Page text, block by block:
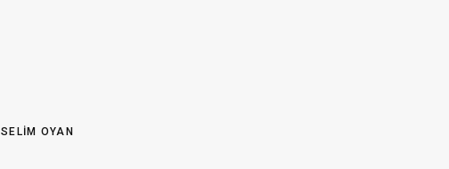
SELIM OYAN